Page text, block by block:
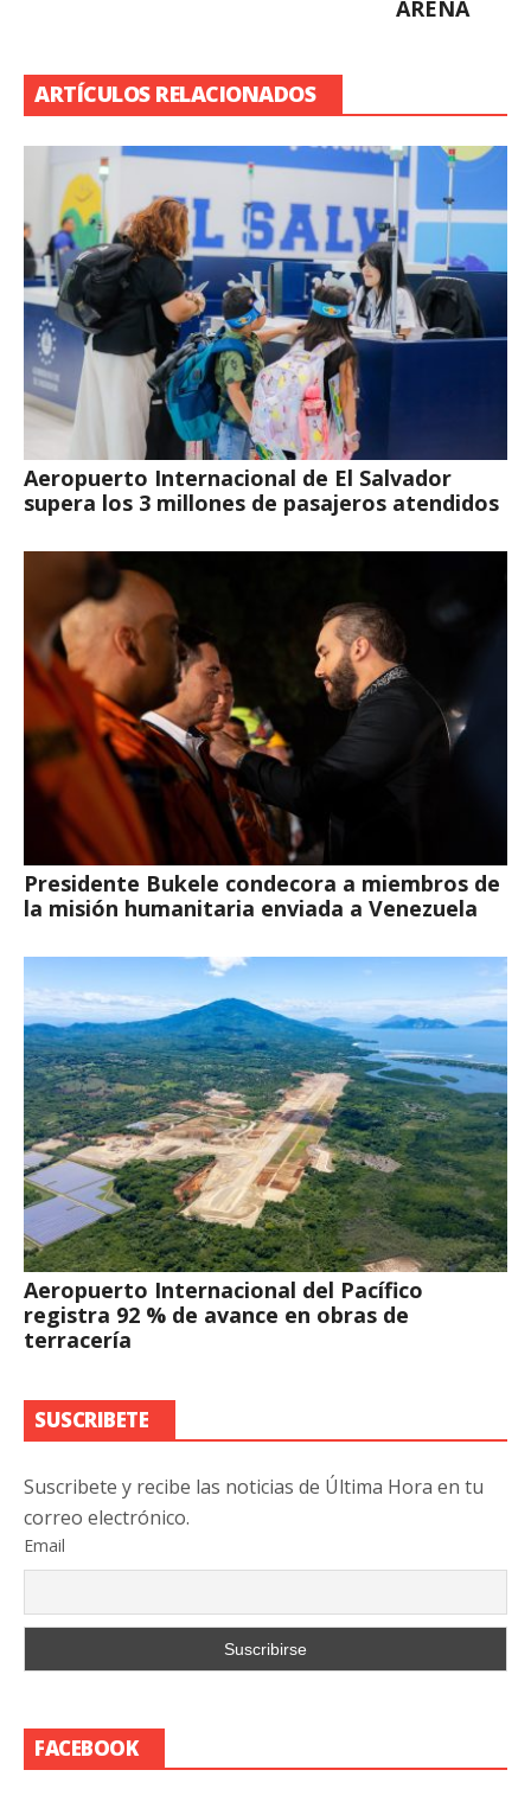
ARENA
ARTÍCULOS RELACIONADOS
Aeropuerto Internacional de El Salvador
supera los 3 millones de pasajeros atendidos
Presidente Bukele condecora a miembros de
la misión humanitaria enviada a Venezuela
Aeropuerto Internacional del Pacífico
registra 92 % de avance en obras de
terracería
SUSCRIBETE
Suscribete y recibe las noticias de Última Hora en tu
correo electrónico.
Email
FACEBOOK